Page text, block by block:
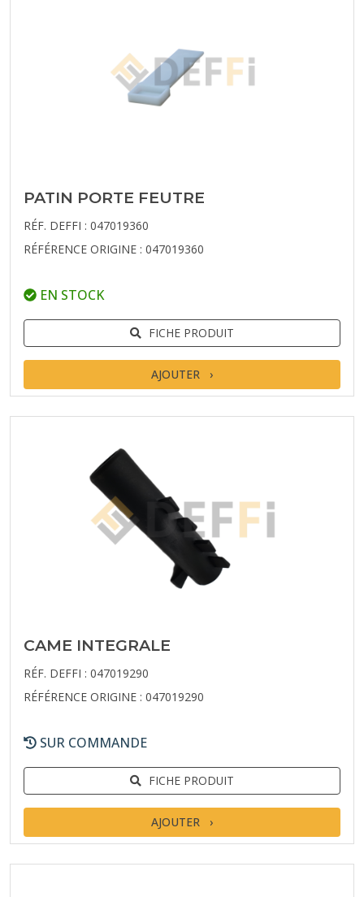
PATIN PORTE FEUTRE
RÉF. DEFFI : 047019360
RÉFÉRENCE ORIGINE : 047019360
EN STOCK
FICHE PRODUIT
AJOUTER
CAME INTEGRALE
RÉF. DEFFI : 047019290
RÉFÉRENCE ORIGINE : 047019290
SUR COMMANDE
FICHE PRODUIT
AJOUTER